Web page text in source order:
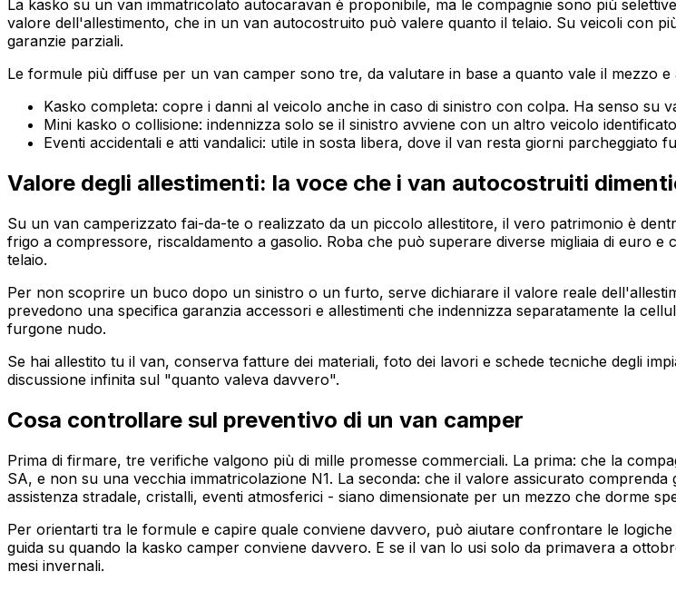
La kasko su un van immatricolato autocaravan è proponibile, ma le compagnie sono più
valore dell'allestimento, che in un van autocostruito può valere quanto il telaio. Su veicoli con
garanzie parziali.
Le formule più diffuse per un van camper sono tre, da valutare in base a quanto vale il mezzo e
Kasko completa: copre i danni al veicolo anche in caso di sinistro con colpa. Ha senso su
Mini kasko o collisione: indennizza solo se il sinistro avviene con un altro veicolo
Eventi accidentali e atti vandalici: utile in sosta libera, dove il van resta giorni parcheggiato
Valore degli allestimenti: la voce che i van autocostruiti
Su un van camperizzato fai-da-te o realizzato da un piccolo allestitore, il vero patrimonio è
frigo a compressore, riscaldamento a gasolio. Roba che può superare diverse migliaia di euro
telaio.
Per non scoprire un buco dopo un sinistro o un furto, serve dichiarare il valore reale
prevedono una specifica garanzia accessori e allestimenti che indennizza separatamente la
furgone nudo.
Se hai allestito tu il van, conserva fatture dei materiali, foto dei lavori e schede tecniche degli
discussione infinita sul "quanto valeva davvero".
Cosa controllare sul preventivo di un van camper
Prima di firmare, tre verifiche valgono più di mille promesse commerciali. La prima: che la
SA, e non su una vecchia immatricolazione N1. La seconda: che il valore assicurato
assistenza stradale, cristalli, eventi atmosferici - siano dimensionate per un mezzo che dorme
Per orientarti tra le formule e capire quale conviene davvero, può aiutare confrontare le
guida su quando la kasko camper conviene davvero. E se il van lo usi solo da primavera a
mesi invernali.